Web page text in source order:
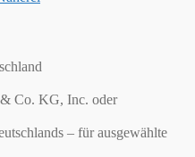
Co. KG, Inc. oder
– für ausgewählte